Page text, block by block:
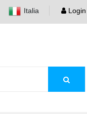
Italia Login